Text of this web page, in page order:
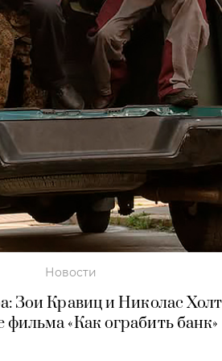
Новости
Зои Кравиц и Николас
фильма «Как ограбить банк»